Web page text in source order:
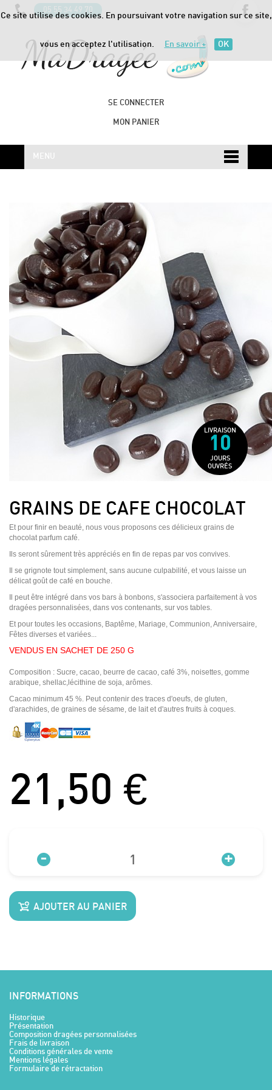
Ce site utilise des cookies. En poursuivant votre navigation sur ce site,
vous en acceptez l'utilisation. En savoir + OK
05 55 34 49 70
SE CONNECTER
MON PANIER
MENU
LIVRAISON
10
JOURS
OUVRÉS
GRAINS DE CAFE CHOCOLAT
Et pour finir en beauté, nous vous proposons ces délicieux grains de
chocolat parfum café.
Ils seront sûrement très appréciés en fin de repas par vos convives.
Il se grignote tout simplement, sans aucune culpabilité, et vous laisse un
délicat goût de café en bouche.
Il peut être intégré dans vos bars à bonbons, s'associera parfaitement à vos
dragées personnalisées, dans vos contenants, sur vos tables.
Et pour toutes les occasions, Baptême, Mariage, Communion, Anniversaire,
Fêtes diverses et variées...
VENDUS EN SACHET DE 250 G
Composition : Sucre, cacao, beurre de cacao, café 3%, noisettes, gomme
arabique, shellac,lécithine de soja, arômes.
Cacao minimum 45 %. Peut contenir des traces d'oeufs, de gluten,
d'arachides, de graines de sésame, de lait et d'autres fruits à coques.
21,50 €
- +
AJOUTER AU PANIER
INFORMATIONS
Historique
Présentation
Composition dragées personnalisées
Frais de livraison
Conditions générales de vente
Mentions légales
Formulaire de rétractation